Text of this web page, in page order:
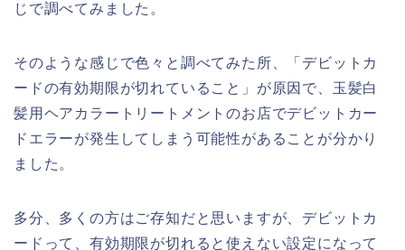
じで調べてみました。
そのような感じで色々と調べてみた所、「デビットカ
ードの有効期限が切れていること」が原因で、玉髪白
髪用ヘアカラートリートメントのお店でデビットカー
ドエラーが発生してしまう可能性があることが分かり
ました。
多分、多くの方はご存知だと思いますが、デビットカ
ードって、有効期限が切れると使えない設定になって